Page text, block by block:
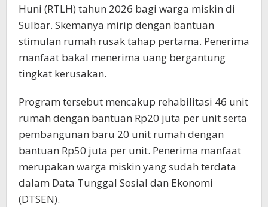
Huni (RTLH) tahun 2026 bagi warga miskin di
Sulbar. Skemanya mirip dengan bantuan
stimulan rumah rusak tahap pertama. Penerima
manfaat bakal menerima uang bergantung
tingkat kerusakan.
Program tersebut mencakup rehabilitasi 46 unit
rumah dengan bantuan Rp20 juta per unit serta
pembangunan baru 20 unit rumah dengan
bantuan Rp50 juta per unit. Penerima manfaat
merupakan warga miskin yang sudah terdata
dalam Data Tunggal Sosial dan Ekonomi
(DTSEN).